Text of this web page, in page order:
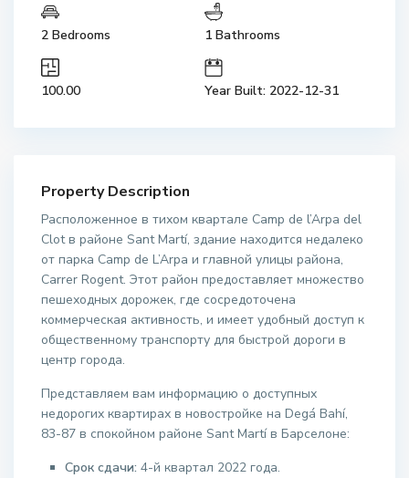
2 Bedrooms 1 Bathrooms
100.00 Year Built: 2022-12-31
Property Description
Расположенное в тихом квартале Camp de l’Arpa del
Clot в районе Sant Martí, здание находится недалеко
от парка Camp de L’Arpa и главной улицы района,
Carrer Rogent. Этот район предоставляет множество
пешеходных дорожек, где сосредоточена
коммерческая активность, и имеет удобный доступ к
общественному транспорту для быстрой дороги в
центр города.
Представляем вам информацию о доступных
недорогих квартирах в новостройке на Degá Bahí,
83-87 в спокойном районе Sant Martí в Барселоне:
Срок сдачи: 4-й квартал 2022 года.